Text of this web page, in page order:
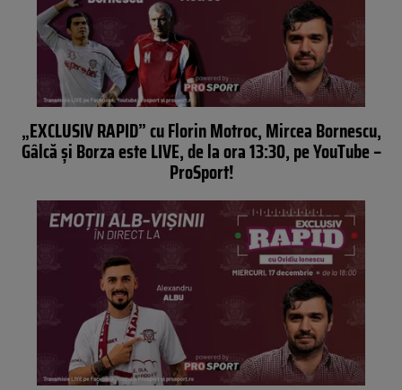
„EXCLUSIV RAPID” cu Florin Motroc, Mircea Bornescu,
Gâlcă și Borza este LIVE, de la ora 13:30, pe YouTube –
ProSport!